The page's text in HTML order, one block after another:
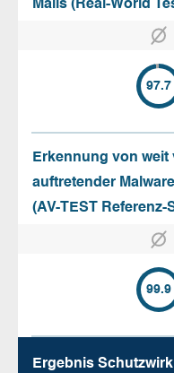
Mails (Real-World
97.7
Erkennung von
auftretender
(AV-TEST Referenz-
99.9
Ergebnis